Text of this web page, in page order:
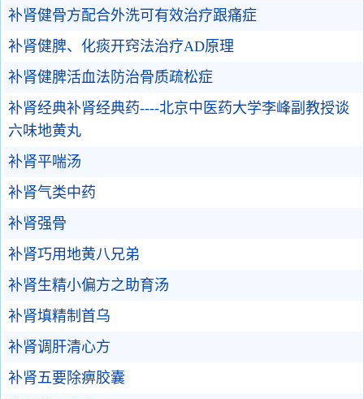
补肾健骨方配合外洗可有效治疗跟痛症
补肾健脾、化痰开窍法治疗AD原理
补肾健脾活血法防治骨质疏松症
补肾经典补肾经典药----北京中医药大学李峰副教授谈
六味地黄丸
补肾平喘汤
补肾气类中药
补肾强骨
补肾巧用地黄八兄弟
补肾生精小偏方之助育汤
补肾填精制首乌
补肾调肝清心方
补肾五要除痹胶囊